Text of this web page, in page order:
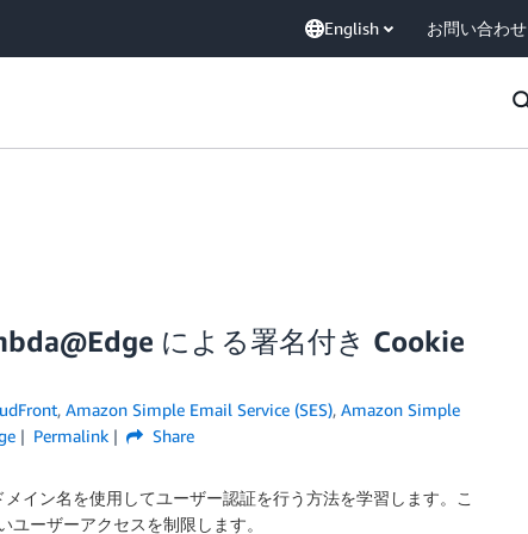
English お問い合わせ
による署名付き Cookie
, Amazon Simple Email Service (SES), Amazon Simple
Permalink Share
イン名を使用してユーザー認証を行う方法を学習します。こ
ーザーアクセスを制限します。